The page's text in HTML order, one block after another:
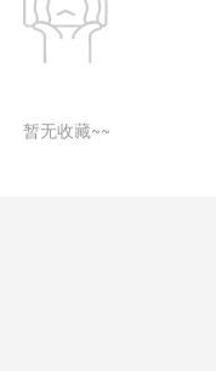
暂无收藏~~